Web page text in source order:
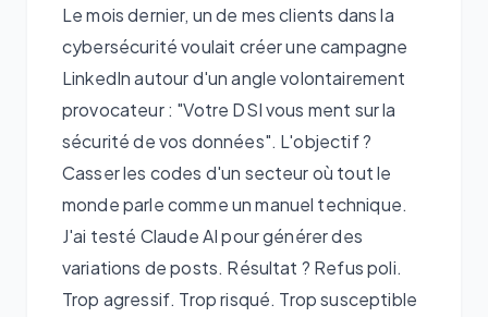
Le mois dernier, un de mes clients dans la
cybersécurité voulait créer une campagne
LinkedIn autour d'un angle volontairement
provocateur : "Votre DSI vous ment sur la
sécurité de vos données". L'objectif ?
Casser les codes d'un secteur où tout le
monde parle comme un manuel technique.
J'ai testé Claude AI pour générer des
variations de posts. Résultat ? Refus poli.
Trop agressif. Trop risqué. Trop susceptible